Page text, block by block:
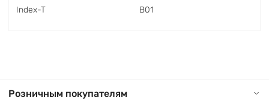
Index-T
В01
Розничным покупателям